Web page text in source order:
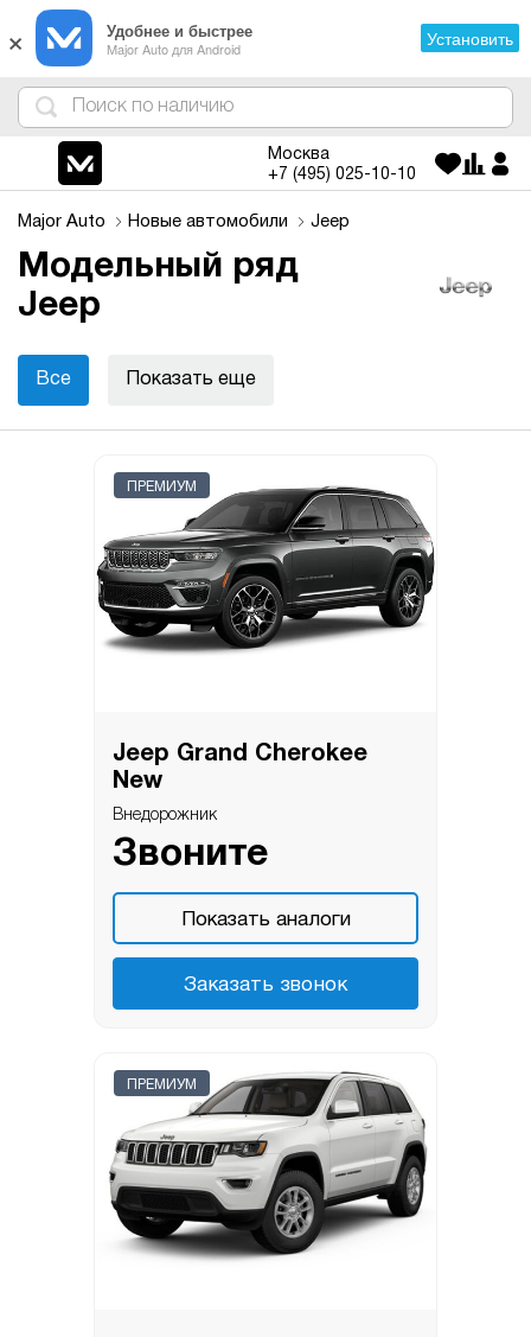
4
1
3
2
Москва
+7 (495) 025-10-10
Major Auto Новые автомобили Jeep
Модельный ряд
Jeep
Все Показать еще
ПРЕМИУМ
Jeep Grand Cherokee
New
Внедорожник
Звоните
Показать аналоги
Заказать звонок
ПРЕМИУМ
× Удобнее и быстрее
Major Auto для Android Установить